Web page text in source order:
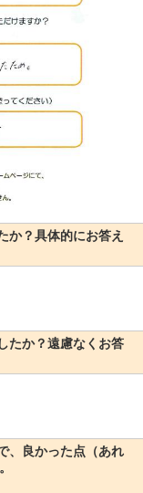
か？具体的にお答え
たか？遠慮なくお答
、良かった点（あれ